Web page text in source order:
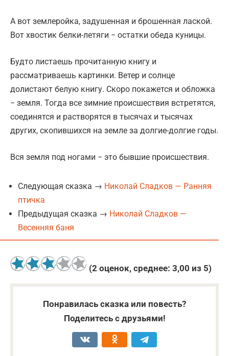
А вот землеройка, задушенная и брошенная лаской.
Вот хвостик белки-летяги − остатки обеда куницы.
Будто листаешь прочитанную книгу и
рассматриваешь картинки. Ветер и солнце
долистают белую книгу. Скоро покажется и обложка
− земля. Тогда все зимние происшествия встретятся,
соединятся и растворятся в тысячах и тысячах
других, скопившихся на земле за долгие-долгие годы.
Вся земля под ногами − это бывшие происшествия.
Следующая сказка → Николай Сладков — Ранняя
птичка
Предыдущая сказка → Николай Сладков —
Весенняя баня
(2 оценок, среднее: 3,00 из 5)
Понравилась сказка или повесть?
Поделитесь с друзьями!